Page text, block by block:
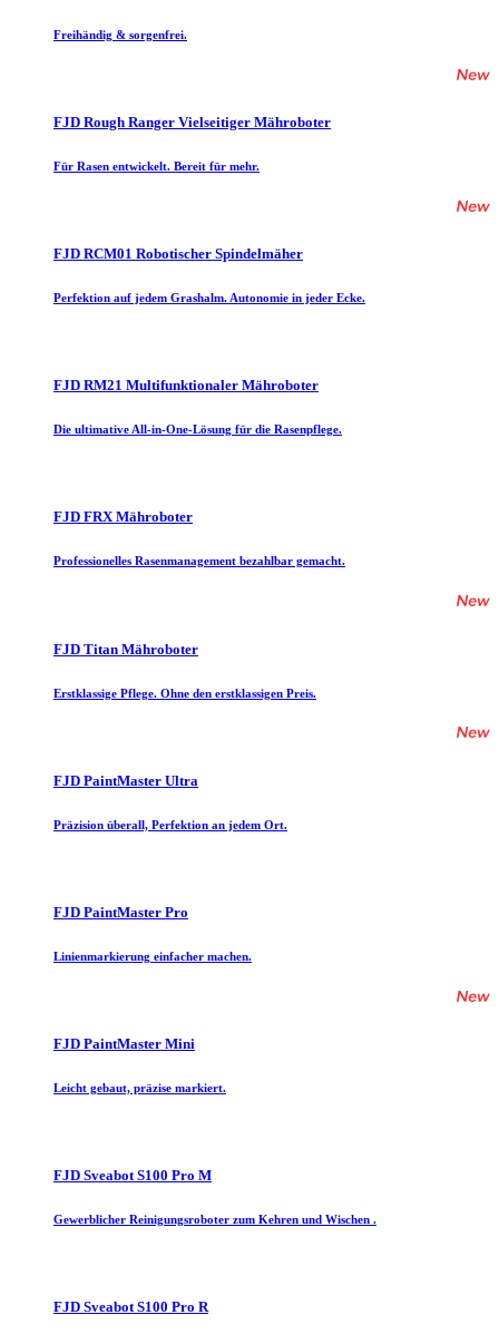
Freihändig & sorgenfrei.
FJD Rough Ranger Vielseitiger Mähroboter
Für Rasen entwickelt. Bereit für mehr.
FJD RCM01 Robotischer Spindelmäher
Perfektion auf jedem Grashalm. Autonomie in jeder Ecke.
FJD RM21 Multifunktionaler Mähroboter
Die ultimative All-in-One-Lösung für die Rasenpflege.
FJD FRX Mähroboter
Professionelles Rasenmanagement bezahlbar gemacht.
FJD Titan Mähroboter
Erstklassige Pflege. Ohne den erstklassigen Preis.
FJD PaintMaster Ultra
Präzision überall, Perfektion an jedem Ort.
FJD PaintMaster Pro
Linienmarkierung einfacher machen.
FJD PaintMaster Mini
Leicht gebaut, präzise markiert.
FJD Sveabot S100 Pro M
Gewerblicher Reinigungsroboter zum Kehren und Wischen .
FJD Sveabot S100 Pro R